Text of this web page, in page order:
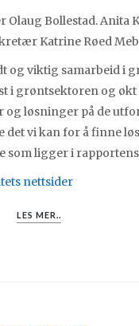
Bollestad.
Katrine Røed
og viktig samarbeid
i grøntsektoren og
løsninger på de
det vi kan for å
ligger i
nettsider
LES MER..